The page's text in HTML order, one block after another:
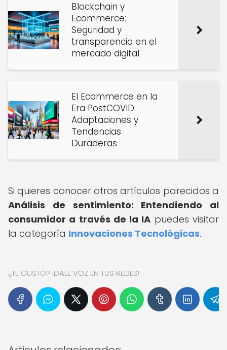
Blockchain y
Ecommerce:
Seguridad y
transparencia en el
mercado digital
El Ecommerce en la
Era PostCOVID:
Adaptaciones y
Tendencias
Duraderas
Si quieres conocer otros artículos parecidos a
Análisis de sentimiento: Entendiendo al
consumidor a través de la IA puedes visitar
la categoría Innovaciones Tecnológicas.
¿TE GUSTÓ? ¡DALE VOZ EN TUS REDES!